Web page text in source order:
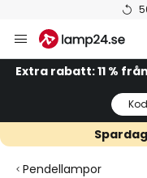
Hoppa
till
innehållet
Extra rabatt: 11 %
Pendellampor